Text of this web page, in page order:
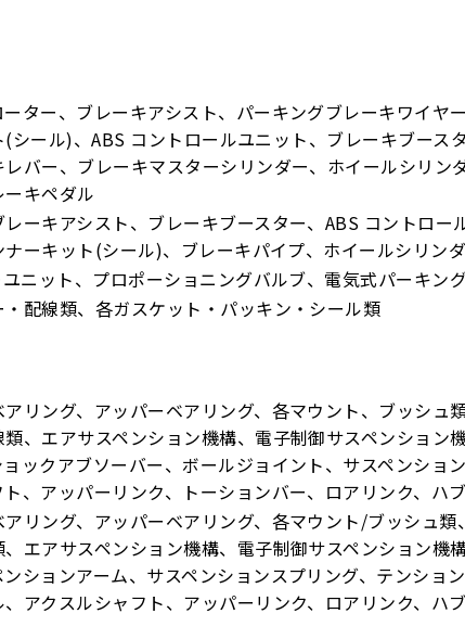
ター、ブレーキアシスト、パーキングブレーキワイヤ
シール)、ABS コントロールユニット、ブレーキブース
バー、ブレーキマスターシリンダー、ホイールシリン
キペダル
ーキアシスト、ブレーキブースター、ABS コントロー
ーキット(シール)、ブレーキパイプ、ホイールシリン
ニット、プロポーショニングバルブ、電気式パーキン
配線類、各ガスケット・パッキン・シール類
リング、アッパーベアリング、各マウント、ブッシュ
、エアサスペンション機構、電子制御サスペンション
ックアブソーバー、ボールジョイント、サスペンショ
、アッパーリンク、トーションバー、ロアリンク、ハ
リング、アッパーベアリング、各マウント/ブッシュ
エアサスペンション機構、電子制御サスペンション機
ションアーム、サスペンションスプリング、テンショ
アクスルシャフト、アッパーリンク、ロアリンク、ハ